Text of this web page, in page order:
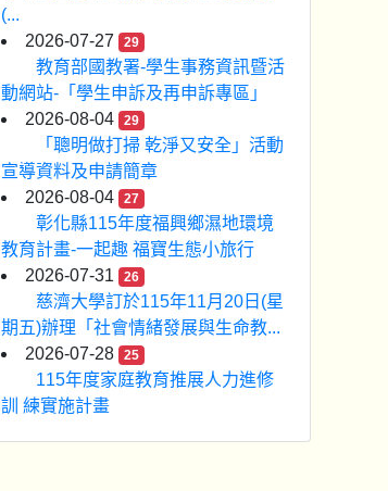
(...
2026-07-27
29
教育部國教署-學生事務資訊暨活
動網站-「學生申訴及再申訴專區」
2026-08-04
29
「聰明做打掃 乾淨又安全」活動
宣導資料及申請簡章
2026-08-04
27
彰化縣115年度福興鄉濕地環境
教育計畫-一起趣 福寶生態小旅行
2026-07-31
26
慈濟大學訂於115年11月20日(星
期五)辦理「社會情緒發展與生命教...
2026-07-28
25
115年度家庭教育推展人力進修
訓 練實施計畫